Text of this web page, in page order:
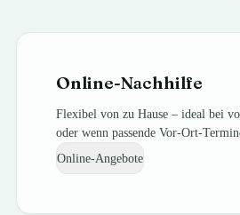
Online-Nachhilfe
Flexibel von zu Hause – ideal bei
oder wenn passende Vor-Ort-
Online-Angebote